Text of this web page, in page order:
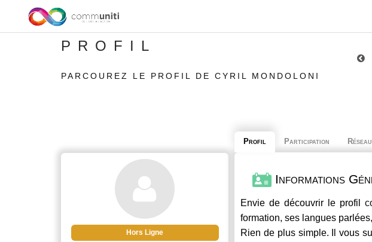
PROFIL
PARCOUREZ LE PROFIL DE CYRIL MONDOLONI
Hors Ligne
Profil Participation Réseau
Informations
Envie de découvrir le profil
formation, ses langues
Rien de plus simple. Il vous